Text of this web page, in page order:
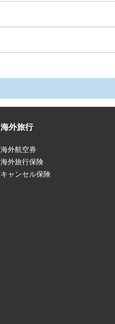
海外旅行
海外航空券
海外旅行保険
キャンセル保険